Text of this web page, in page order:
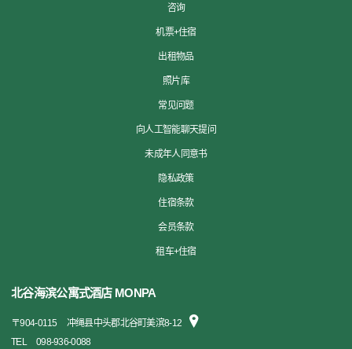
咨询
机票+住宿
出租物品
照片库
常见问题
向人工智能聊天提问
未成年人同意书
隐私政策
住宿条款
会员条款
租车+住宿
北谷海滨公寓式酒店 MONPA
〒904-0115
冲绳县中头郡北谷町美滨8-12
TEL
098-936-0088